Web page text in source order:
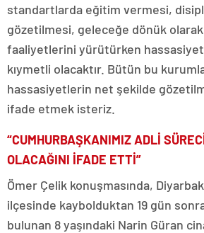
standartlarda eğitim vermesi,
gözetilmesi, geleceğe dönük
faaliyetlerini yürütürken
kıymetli olacaktır. Bütün bu
hassasiyetlerin net şekilde
ifade etmek isteriz.
“CUMHURBAŞKANIMIZ ADLİ
OLACAĞINI İFADE ETTİ”
Ömer Çelik konuşmasında,
ilçesinde kaybolduktan 19 gün
bulunan 8 yaşındaki Narin Güran